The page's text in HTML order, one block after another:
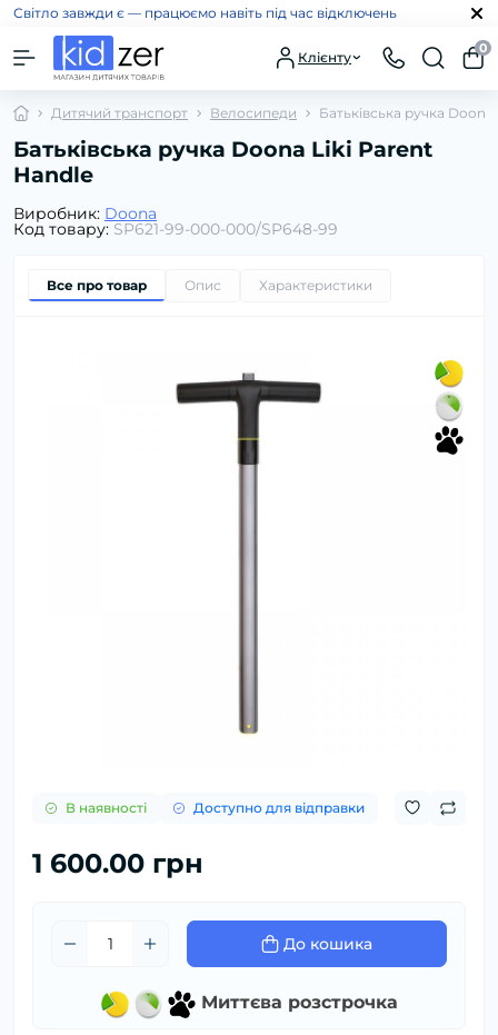
Світло завжди є — працюємо навіть під час відключень
Клієнту
0
Дитячий транспорт Велосипеди Батьківська ручка
Батьківська ручка Doona Liki Parent
Handle
Виробник: Doona
Код товару: SP621-99-000-000/SP648-99
Все про товар Опис Характеристики
В наявності Доступно для відправки
1 600.00 грн
До кошика
Миттєва розстрочка